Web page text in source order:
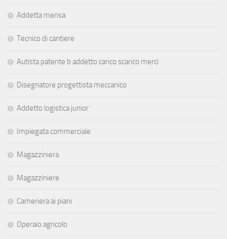
Addetta mensa
Tecnico di cantiere
Autista patente b addetto carico scarico merci
Disegnatore progettista meccanico
Addetto logistica junior
Impiegata commerciale
Magazziniera
Magazziniere
Cameriera ai piani
Operaio agricolo